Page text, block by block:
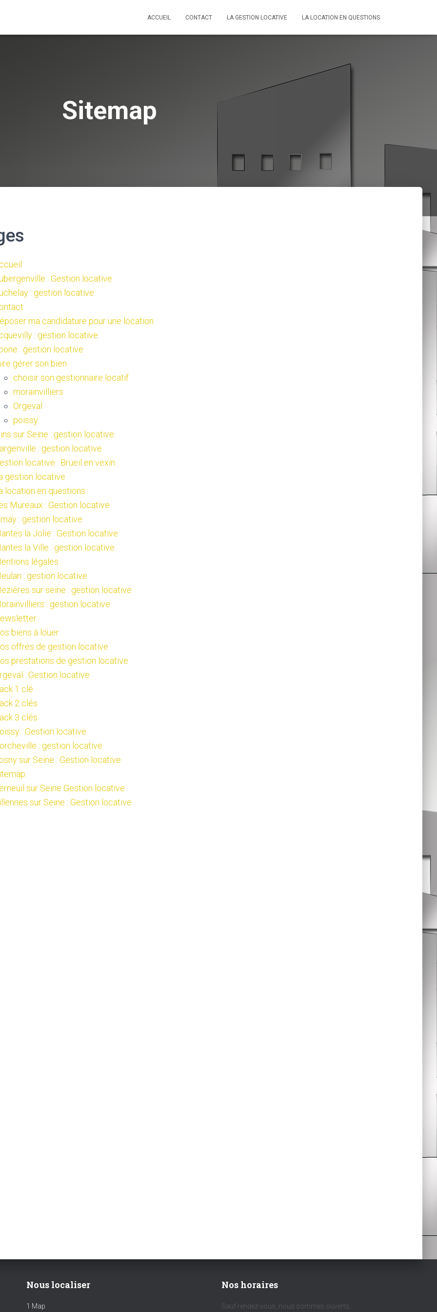
ACCUEIL CONTACT LA GESTION LOCATIVE LA LOCATION EN QUESTIONS
Sitemap
: Gestion locative
: gestion locative
ma candidature pour une location
: gestion locative
: gestion locative
gérer son bien
choisir son gestionnaire locatif
morainvilliers
Orgeval
poissy
sur Seine : gestion locative
: gestion locative
locative : Brueil en vexin
gestion locative
location en questions
Mureaux : Gestion locative
: gestion locative
la Jolie : Gestion locative
la Ville : gestion locative
légales
: gestion locative
sur seine : gestion locative
: gestion locative
biens à louer
offres de gestion locative
prestations de gestion locative
: Gestion locative
1 clé
2 clés
3 clés
: Gestion locative
: gestion locative
sur Seine : Gestion locative
sur Seine Gestion locative
sur Seine : Gestion locative
Nous localiser
1 Map
Nos horaires
Sauf rendez-vous, nous sommes ouverts,